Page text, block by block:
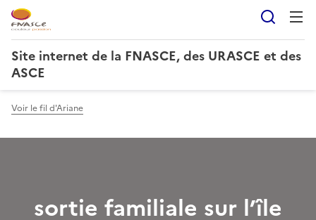
Site internet de la FNASCE, des URASCE et des
ASCE
Voir le fil d'Ariane
sortie familiale sur l’île